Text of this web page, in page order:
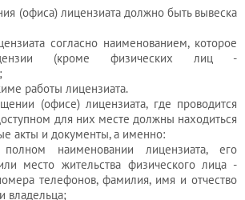
(офиса) лицензиата должно быть вывеска
согласно наименованием, которое
(кроме физических лиц -
работы лицензиата.
(офисе) лицензиата, где проводится
для них месте должны находиться
акты и документы, а именно:
наименовании лицензиата, его
место жительства физического лица -
телефонов, фамилия, имя и отчество
владельца;